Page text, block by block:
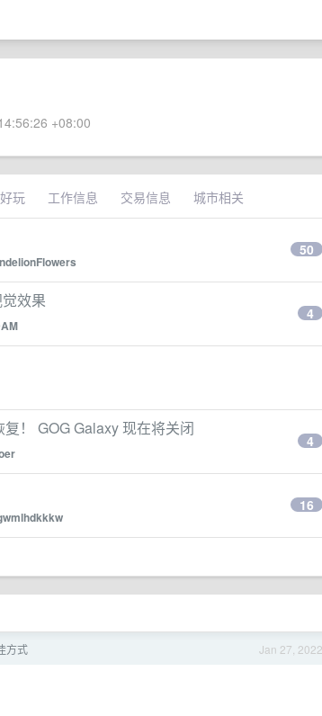
+08:00
好玩 工作信息 交易信息 城市相关
50
效果
4
！ GOG Galaxy 现在将关闭
4
16
Jan 27, 2022
方式